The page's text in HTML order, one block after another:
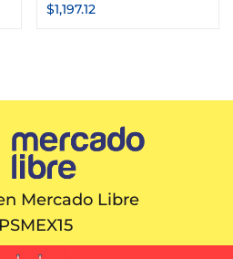
$1,197.12
Mercado Libre